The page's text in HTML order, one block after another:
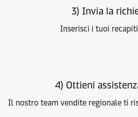
3) Invia la
Inserisci i tuoi
4) Ottieni
Il nostro team vendite regionale ti